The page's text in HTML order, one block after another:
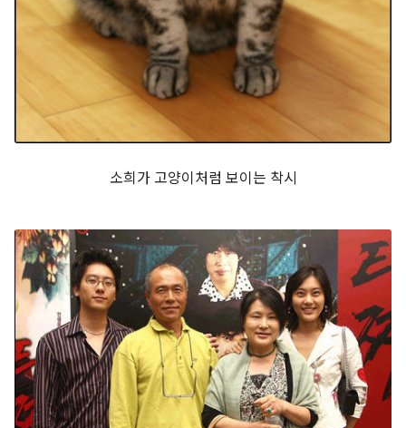
소희가 고양이처럼 보이는 착시